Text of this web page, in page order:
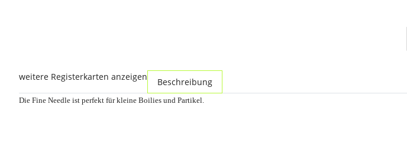
weitere Registerkarten anzeigen Beschreibung
Die Fine Needle ist perfekt für kleine Boilies und Partikel.